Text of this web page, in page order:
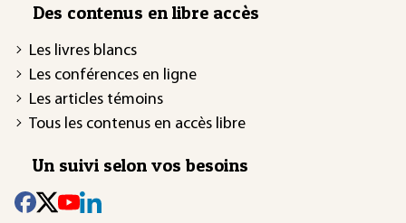
Des contenus en libre accès
Les livres blancs
Les conférences en ligne
Les articles témoins
Tous les contenus en accès libre
Un suivi selon vos besoins